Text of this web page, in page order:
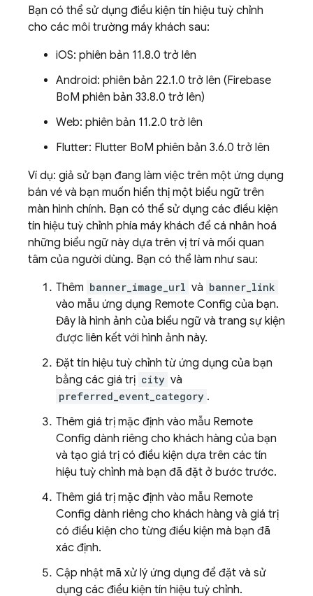
Bạn có thể sử dụng điều kiện tín hiệu tuỳ chỉnh
cho các môi trường máy khách sau:
iOS: phiên bản 11.8.0 trở lên
Android: phiên bản 22.1.0 trở lên (Firebase
BoM phiên bản 33.8.0 trở lên)
Web: phiên bản 11.2.0 trở lên
Flutter: Flutter BoM phiên bản 3.6.0 trở lên
Ví dụ: giả sử bạn đang làm việc trên một ứng dụng
bán vé và bạn muốn hiển thị một biểu ngữ trên
màn hình chính. Bạn có thể sử dụng các điều kiện
tín hiệu tuỳ chỉnh phía máy khách để cá nhân hoá
những biểu ngữ này dựa trên vị trí và mối quan
tâm của người dùng. Bạn có thể làm như sau:
Thêm banner_image_url và banner_link
vào mẫu ứng dụng Remote Config của bạn.
Đây là hình ảnh của biểu ngữ và trang sự kiện
được liên kết với hình ảnh này.
Đặt tín hiệu tuỳ chỉnh từ ứng dụng của bạn
bằng các giá trị city và
preferred_event_category .
Thêm giá trị mặc định vào mẫu Remote
Config dành riêng cho khách hàng của bạn
và tạo giá trị có điều kiện dựa trên các tín
hiệu tuỳ chỉnh mà bạn đã đặt ở bước trước.
Thêm giá trị mặc định vào mẫu Remote
Config dành riêng cho khách hàng và giá trị
có điều kiện cho từng điều kiện mà bạn đã
xác định.
Cập nhật mã xử lý ứng dụng để đặt và sử
dụng các điều kiện tín hiệu tuỳ chỉnh.